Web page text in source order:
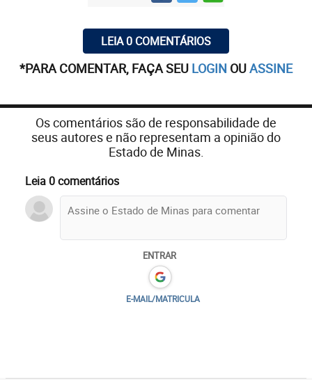
LEIA 0 COMENTÁRIOS
*PARA COMENTAR, FAÇA SEU LOGIN OUASSINE
Os comentários são de responsabilidade de
seus autores e não representam a opinião do
Estado de Minas.
Leia 0 comentários
ENTRAR
E-MAIL/MATRICULA